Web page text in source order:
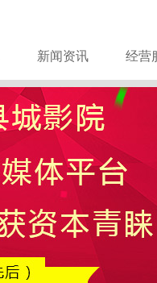
新闻资讯 经